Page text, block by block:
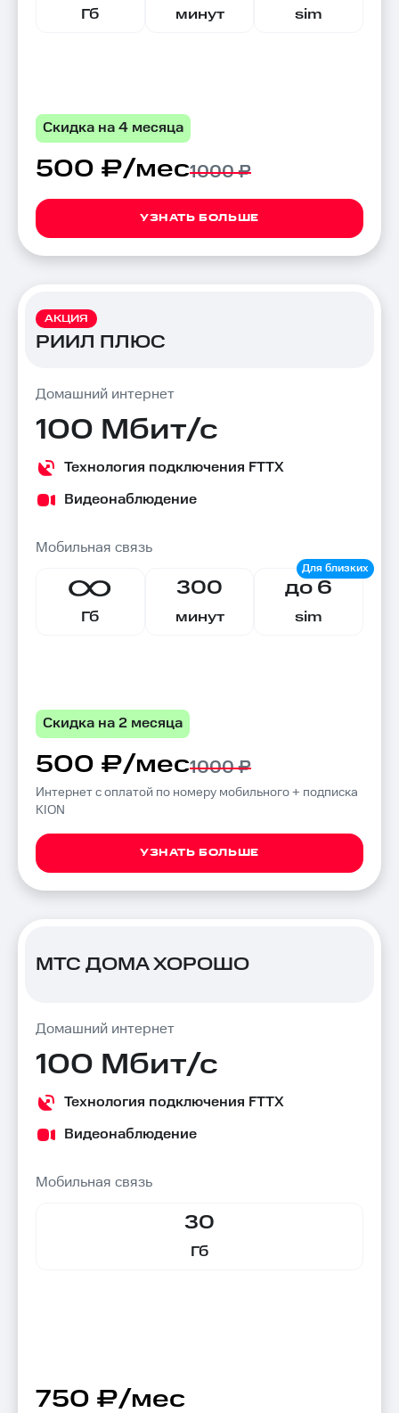
Гб минут sim
Скидка на 4 месяца
500 ₽/мес1000 ₽
УЗНАТЬ БОЛЬШЕ
АКЦИЯ
РИИЛ ПЛЮС
Домашний интернет
100 Мбит/с
Технология подключения FTTX
Видеонаблюдение
Мобильная связь
Гб
300
минут
до 6
sim
Скидка на 2 месяца
500 ₽/мес1000 ₽
Интернет с оплатой по номеру мобильного + подписка
KION
УЗНАТЬ БОЛЬШЕ
МТС ДОМА ХОРОШО
Домашний интернет
100 Мбит/с
Технология подключения FTTX
Видеонаблюдение
Мобильная связь
30
Гб
750 ₽/мес